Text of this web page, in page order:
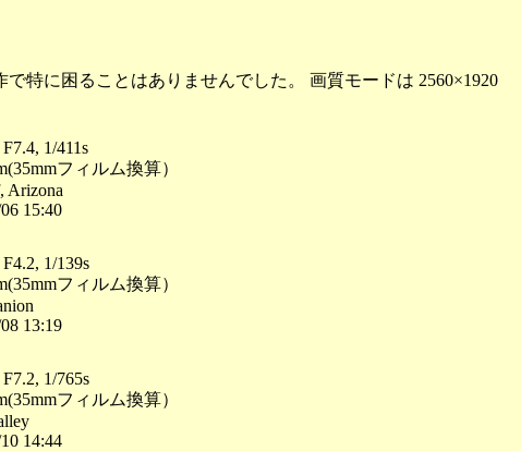
特に困ることはありませんでした。 画質モードは 2560×1920
1/411s
フィルム換算）
Arizona
15:40
1/139s
フィルム換算）
13:19
1/765s
フィルム換算）
14:44